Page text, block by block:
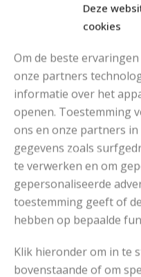
Deze
cookies
Om de beste
onze partners
informatie over het
openen. Toestemming
ons en onze partners
gegevens zoals
te verwerken en om
gepersonaliseerde
toestemming geeft of
hebben op bepaalde
Klik hieronder om in te
bovenstaande of om
SAM MEECH MAAKT
Read More
Een
Als je een trui, vest,
wilt breien heb je een
bevatten de informatie
te maken. Afhankelijk